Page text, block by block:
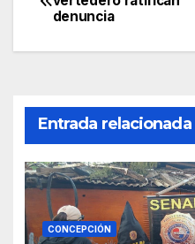
de
denuncia
Entrada relacionada
CONCEPCIÓN